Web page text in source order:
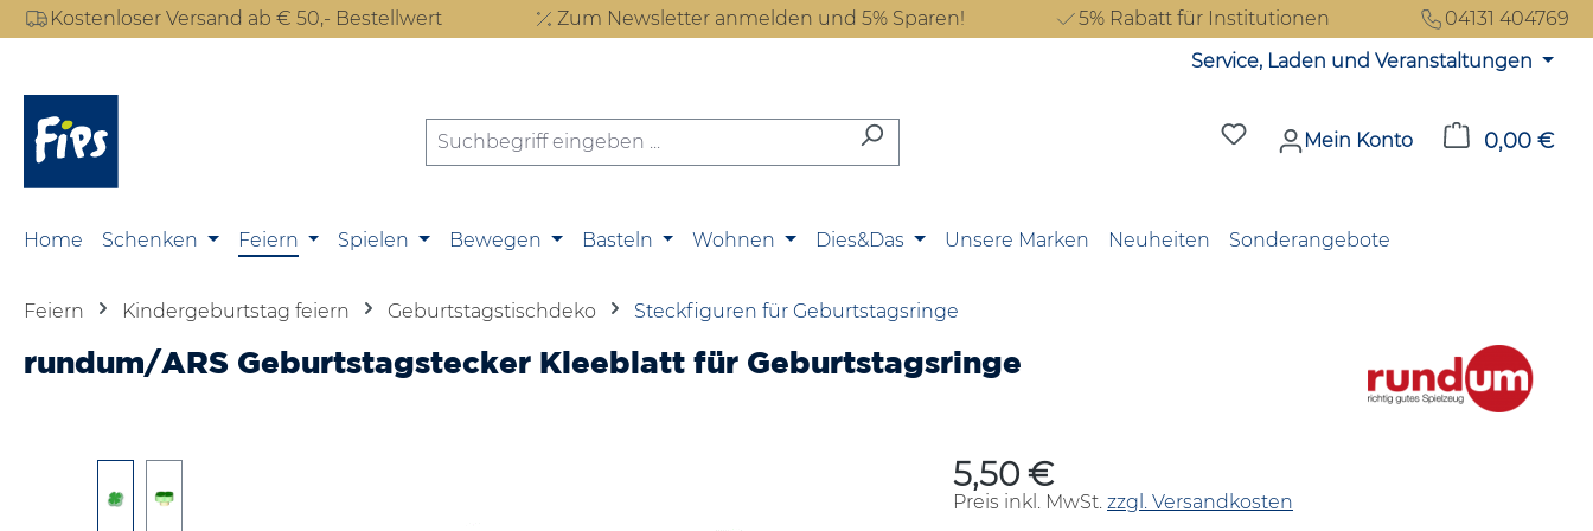
Hauptinhalt springen
Zur Suche springen
Zur Hauptnavigation springen
Kostenloser Versand ab € 50,- Bestellwert Zum Newsletter anmelden und 5% Sparen! 5% Rabatt für Institutionen
04131 404769
Service, Laden und Veranstaltungen
Du hast 0 Produkte auf dem
Mein Konto 0,00 €
Home Schenken Feiern Spielen Bewegen Basteln Wohnen Dies&Das Unsere Marken Neuheiten Sonderangebote
Feiern Kindergeburtstag feiern Geburtstagstischdeko Steckfiguren für Geburtstagsringe
rundum/ARS Geburtstagstecker Kleeblatt für Geburtstagsringe
Regulärer Preis:
5,50 €
Preis inkl. MwSt. zzgl. Versandkosten